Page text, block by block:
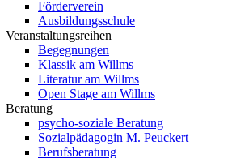
Förderverein
Ausbildungsschule
Veranstaltungsreihen
Begegnungen
Klassik am Willms
Literatur am Willms
Open Stage am Willms
Beratung
psycho-soziale Beratung
Sozialpädagogin M. Peuckert
Berufsberatung